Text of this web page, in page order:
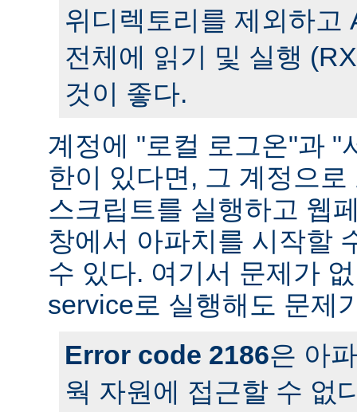
위디렉토리를 제외하고
전체에 읽기 및 실행
것이 좋다.
계정에 "로컬 로그온"과 "
한이 있다면, 그 계정으
스크립트를 실행하고 웹
창에서 아파치를 시작할
수 있다. 여기서 문제가
service로 실행해도 문제
Error code 2186은 아
웍 자원에 접근할 수 없